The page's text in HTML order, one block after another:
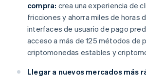
compra: crea una experiencia de
fricciones y ahorra miles de horas
interfaces de usuario de pago
acceso a más de 125 métodos de
criptomonedas estables y
Llegar a nuevos mercados más